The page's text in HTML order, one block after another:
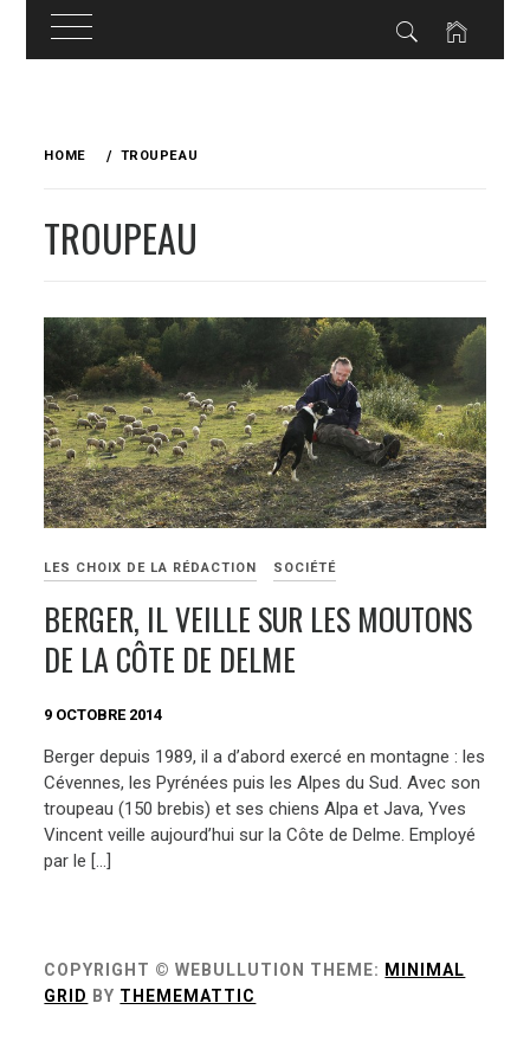
HOME TROUPEAU
TROUPEAU
LES CHOIX DE LA RÉDACTION SOCIÉTÉ
BERGER, IL VEILLE SUR LES MOUTONS
DE LA CÔTE DE DELME
9 OCTOBRE 2014
Berger depuis 1989, il a d’abord exercé en montagne : les
Cévennes, les Pyrénées puis les Alpes du Sud. Avec son
troupeau (150 brebis) et ses chiens Alpa et Java, Yves
Vincent veille aujourd’hui sur la Côte de Delme. Employé
par le […]
COPYRIGHT © WEBULLUTION THEME: MINIMAL
GRID BY THEMEMATTIC